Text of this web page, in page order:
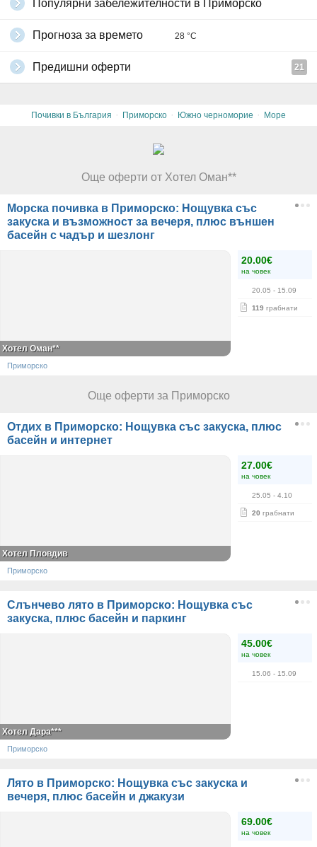
Популярни забележителности в Приморско
Прогноза за времето 28 °C
Предишни оферти 21
Почивки в България · Приморско · Южно черноморие · Море
Още оферти от Хотел Оман**
Морска почивка в Приморско: Нощувка със
закуска и възможност за вечеря, плюс външен
басейн с чадър и шезлонг
20.00€
на човек
20.05 - 15.09
119 грабнати
Хотел Оман**
Приморско
Още оферти за Приморско
Отдих в Приморско: Нощувка със закуска, плюс
басейн и интернет
27.00€
на човек
25.05 - 4.10
20 грабнати
Хотел Пловдив
Приморско
Слънчево лято в Приморско: Нощувка със
закуска, плюс басейн и паркинг
45.00€
на човек
15.06 - 15.09
Хотел Дара***
Приморско
Лято в Приморско: Нощувка със закуска и
вечеря, плюс басейн и джакузи
69.00€
на човек